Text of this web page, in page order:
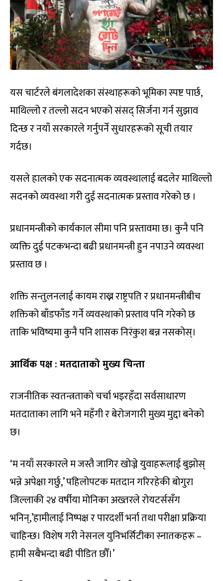
यस चार्टरले बंगलादेशका संस्थाहरूको भूमिका स्पष्ट पार्छ,
माथिल्लो र तल्लो सदन भएको संसद् सिर्जना गर्न सुझाव
दिन्छ र नयाँ सरकारले गर्नुपर्ने सुधारहरूको सूची तयार
गर्दछ।
यसले हालको एक सदनात्मक व्यवस्थालाई बदलेर माथिल्लो
सदनको व्यवस्था गरी दुई सदनात्मक प्रस्ताव गरेको छ ।
प्रधानमन्त्रीको कार्यकाल सीमा पनि प्रस्तावमा छ। कुनै पनि
व्यक्ति दुई पटकभन्दा बढी प्रधानमन्त्री हुन नपाउने व्यवस्था
प्रस्ताव छ ।
शक्ति सन्तुलनलाई कायम राख्न राष्ट्रपति र प्रधानमन्त्रीबीच
शक्तिको बाँडफाँड गर्ने व्यवस्थाको प्रस्ताव पनि गरेको छ
ताकि भविष्यमा कुनै पनि शासक निरंकुश बन्न नसकोस्।
आर्थिक पक्ष : मतदाताको मुख्य चिन्ता
राजनीतिक स्वतन्त्रताको चर्चा भइरहँदा सर्वसाधारण
मतदाताका लागि भने महँगी र बेरोजगारी मुख्य मुद्दा बनेको
छ।
‘म नयाँ सरकारले म जस्तै जागिर खोज्ने युवाहरूलाई बुझोस्
भन्ने अपेक्षा गर्छु,’ पहिलोपटक मतदान गरिरहेकी बोगुरा
जिल्लाकी २४ वर्षीया मोनिका अख्तरले रोयटर्ससँग
भनिन्,’हामीलाई निष्पक्ष र पारदर्शी भर्ना तथा परीक्षा प्रक्रिया
चाहिन्छ। विशेष गरी नेसनल युनिभर्सिटीका स्नातकहरू –
हामी सबैभन्दा बढी पीडित छौँ।’